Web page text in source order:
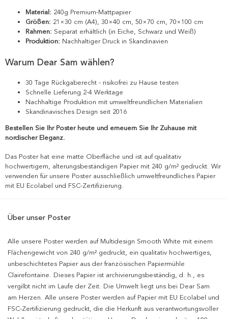
Material: 240g Premium-Mattpapier
Größen: 21×30 cm (A4), 30×40 cm, 50×70 cm, 70×100 cm
Rahmen: Separat erhältlich (in Eiche, Schwarz und Weiß)
Produktion: Nachhaltiger Druck in Skandinavien
Warum Dear Sam wählen?
30 Tage Rückgaberecht - risikofrei zu Hause testen
Schnelle Lieferung 2-4 Werktage
Nachhaltige Produktion mit umweltfreundlichen Materialien
Skandinavisches Design seit 2016
Bestellen Sie Ihr Poster heute und erneuern Sie Ihr Zuhause mit
nordischer Eleganz.
Das Poster hat eine matte Oberfläche und ist auf qualitativ
hochwertigem, alterungsbeständigen Papier mit 240 g/m² gedruckt. Wir
verwenden für unsere Poster ausschließlich umweltfreundliches Papier
mit EU Ecolabel und FSC-Zertifizierung.
Über unser Poster
Alle unsere Poster werden auf Multidesign Smooth White mit einem
Flächengewicht von 240 g/m² gedruckt, ein qualitativ hochwertiges,
unbeschichtetes Papier aus der französischen Papiermühle
Clairefontaine. Dieses Papier ist archivierungsbeständig, d. h., es
vergilbt nicht im Laufe der Zeit. Die Umwelt liegt uns bei Dear Sam
am Herzen. Alle unsere Poster werden auf Papier mit EU Ecolabel und
FSC-Zertifizierung gedruckt, die die Herkunft aus verantwortungsvoller